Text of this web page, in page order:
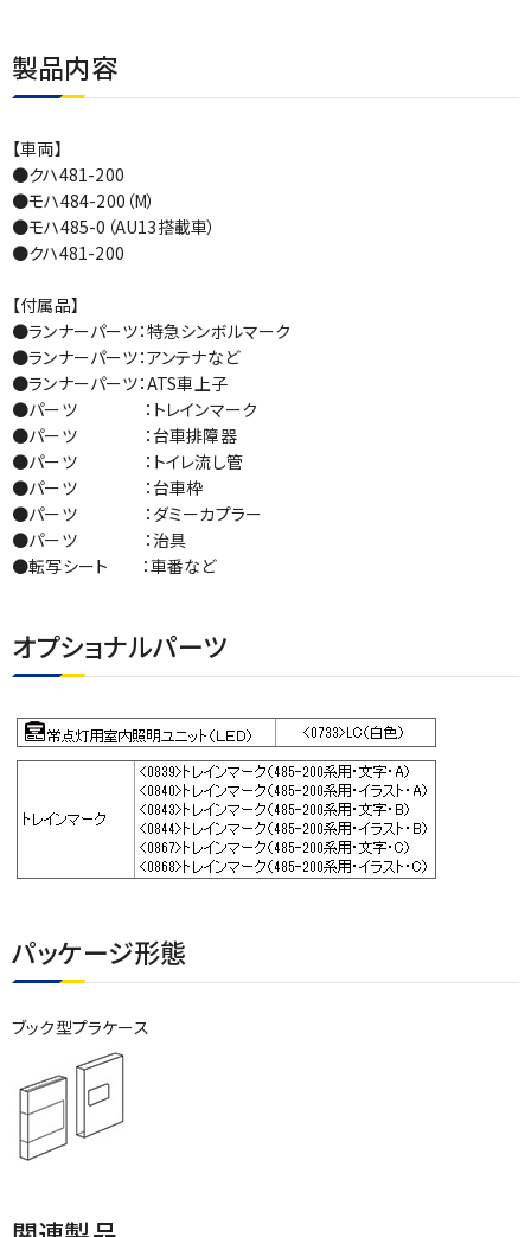
製品内容
【車両】
●クハ481-200
●モハ484-200（M）
●モハ485-0（AU13搭載車）
●クハ481-200
【付属品】
●ランナーパーツ：特急シンボルマーク
●ランナーパーツ：アンテナなど
●ランナーパーツ：ATS車上子
●パーツ ：トレインマーク
●パーツ ：台車排障器
●パーツ ：トイレ流し管
●パーツ ：台車枠
●パーツ ：ダミーカプラー
●パーツ ：治具
●転写シート ：車番など
オプショナルパーツ
パッケージ形態
ブック型プラケース